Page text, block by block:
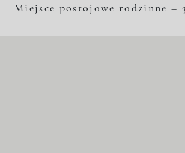
Miejsce postojowe rodzinne –